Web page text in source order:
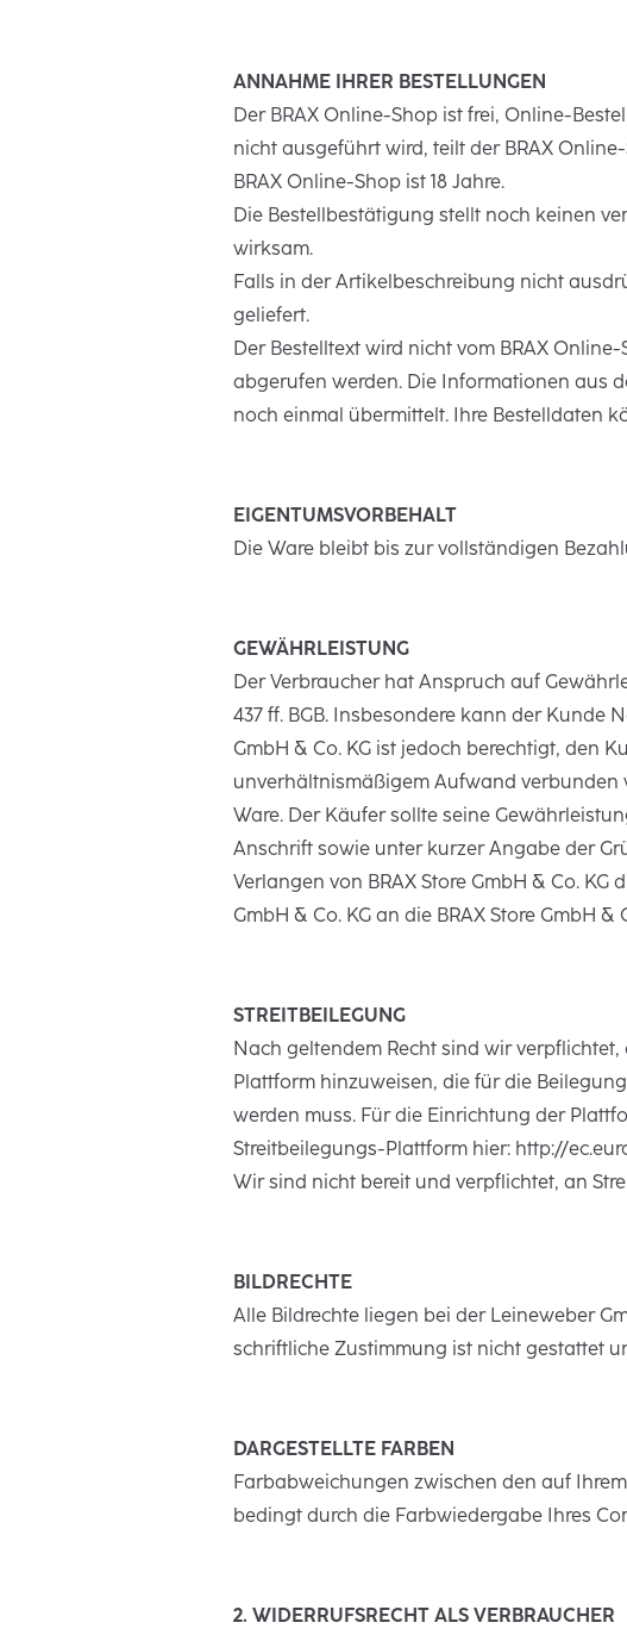
ANNAHME IHRER BESTELLUNGEN
Der BRAX Online-Shop ist frei, Online-
nicht ausgeführt wird, teilt der BRAX
BRAX Online-Shop ist 18 Jahre.
Die Bestellbestätigung stellt noch keinen
wirksam.
Falls in der Artikelbeschreibung nicht
geliefert.
Der Bestelltext wird nicht vom BRAX
abgerufen werden. Die Informationen aus
noch einmal übermittelt. Ihre Bestelldaten
EIGENTUMSVORBEHALT
Die Ware bleibt bis zur vollständigen
GEWÄHRLEISTUNG
Der Verbraucher hat Anspruch auf
437 ff. BGB. Insbesondere kann der Kunde
GmbH & Co. KG ist jedoch berechtigt, den
unverhältnismäßigem Aufwand verbunden
Ware. Der Käufer sollte seine
Anschrift sowie unter kurzer Angabe der
Verlangen von BRAX Store GmbH & Co.
GmbH & Co. KG an die BRAX Store GmbH
STREITBEILEGUNG
Nach geltendem Recht sind wir
Plattform hinzuweisen, die für die
werden muss. Für die Einrichtung der
Streitbeilegungs-Plattform hier: http://
Wir sind nicht bereit und verpflichtet, an
BILDRECHTE
Alle Bildrechte liegen bei der Leineweber
schriftliche Zustimmung ist nicht gestattet
DARGESTELLTE FARBEN
Farbabweichungen zwischen den auf
bedingt durch die Farbwiedergabe Ihres
2. WIDERRUFSRECHT ALS VERBRAUCHER